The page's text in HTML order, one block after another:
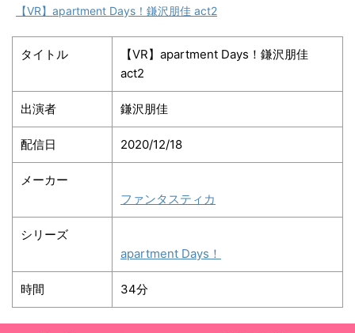
【VR】apartment Days！鎌沢朋佳 act2
タイトル
【VR】apartment Days！鎌沢朋佳
act2
出演者 鎌沢朋佳
配信日 2020/12/18
メーカー
ファンタスティカ
シリーズ
apartment Days！
時間 34分